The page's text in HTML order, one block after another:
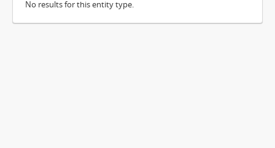
No results for this entity type.